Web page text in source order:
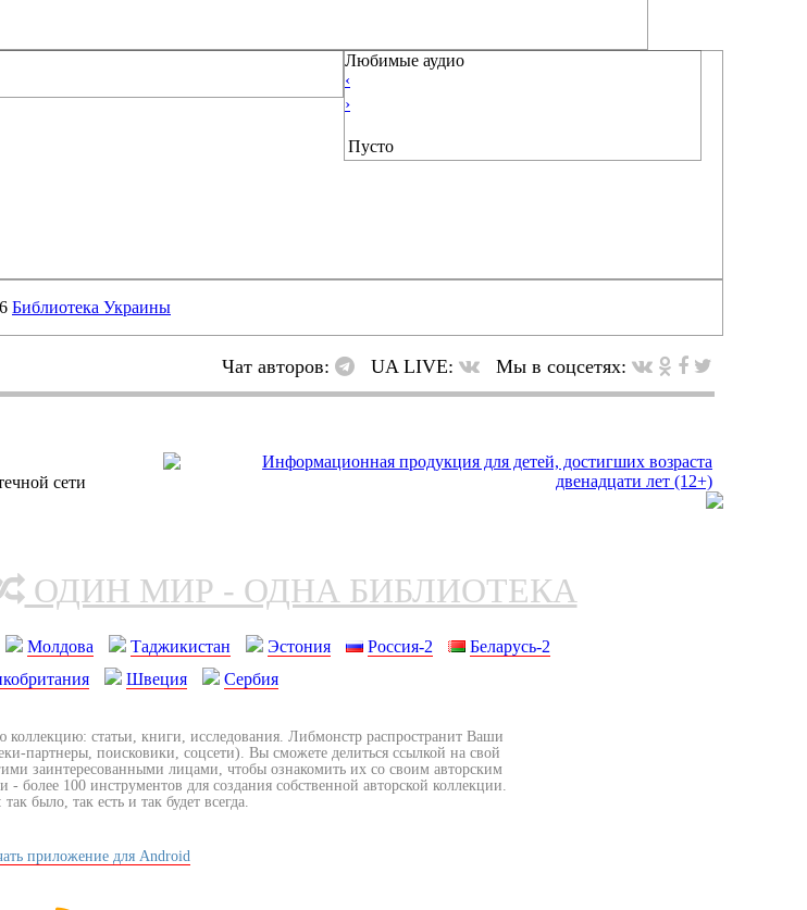
Любимые аудио
‹
›
Пусто
Библиотека Украины
Чат авторов: UA LIVE: Мы в соцсетях:
сети
ОДИН МИР - ОДНА БИБЛИОТЕКА
Молдова Таджикистан Эстония Россия-2
Беларусь-2
Швеция Сербия
коллекцию: статьи, книги, исследования. Либмонстр распространит Ваши
партнеры, поисковики, соцсети). Вы сможете делиться ссылкой на свой
заинтересованными лицами, чтобы ознакомить их со своим авторским
100 инструментов для создания собственной авторской коллекции.
было, так есть и так будет всегда.
приложение для Android